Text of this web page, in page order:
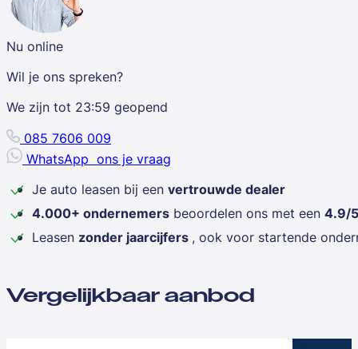
Nu online
Wil je ons spreken?
We zijn tot 23:59 geopend
085 7606 009
WhatsApp ons je vraag
Je auto leasen bij een vertrouwde dealer
4.000+ ondernemers beoordelen ons met een 4.9/5
Leasen zonder jaarcijfers , ook voor startende
Vergelijkbaar aanbod